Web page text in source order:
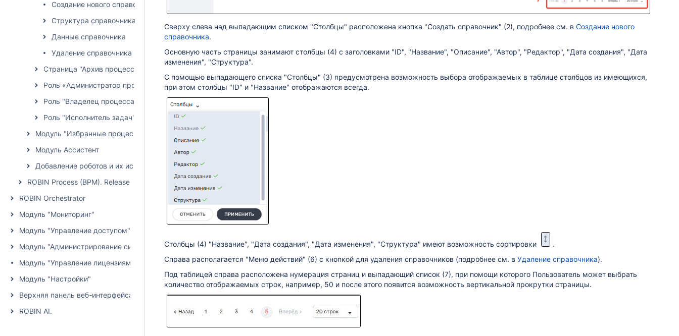
Создание нового справочника
Структура справочника
Данные справочника
Удаление справочника
Страница "Архив процессов"
Роль «Администратор процессов»
Роль "Владелец процесса"
Роль "Исполнитель задач"
Модуль "Избранные процессы"
Модуль Ассистент
Добавление роботов и их использование в процессах
ROBIN Process (BPM). Release Notes
ROBIN Orchestrator
Модуль "Мониторинг"
Модуль "Управление доступом"
Модуль "Администрирование системы"
Модуль "Управление лицензиями"
Модуль "Настройки"
Верхняя панель веб-интерфейса
ROBIN AI.
Сверху слева над выпадающим списком "Столбцы" расположена кнопка "Создать справочник" (2), подробнее см. в Создание нового
справочника.
Основную часть страницы занимают столбцы (4) с заголовками "ID", "Название", "Описание", "Автор", "Редактор", "Дата создания", "Дата
изменения", "Структура".
С помощью выпадающего списка "Столбцы" (3) предусмотрена возможность выбора отображаемых в таблице столбцов из имеющихся,
при этом столбцы "ID" и "Название" отображаются всегда.
Столбцы (4) "Название", "Дата создания", "Дата изменения", "Структура" имеют возможность сортировки
.
Справа располагается "Меню действий" (6) с кнопкой для удаления справочников (подробнее см. в Удаление справочника).
Под таблицей справа расположена нумерация страниц и выпадающий список (7), при помощи которого Пользователь может выбрать
количество отображаемых строк, например, 50 и после этого появится возможность вертикальной прокрутки страницы.